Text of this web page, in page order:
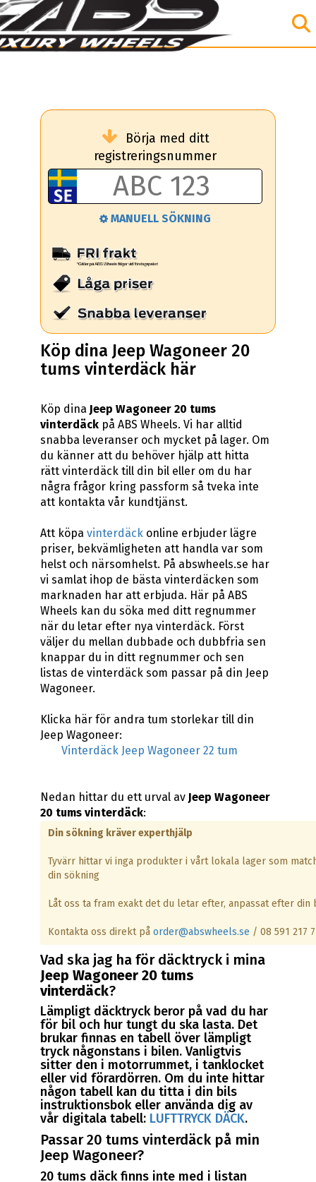
Börja med ditt
registreringsnummer
MANUELL SÖKNING
Köp dina Jeep Wagoneer 20
tums vinterdäck här
Köp dina Jeep Wagoneer 20 tums
vinterdäck på ABS Wheels. Vi har alltid
snabba leveranser och mycket på lager. Om
du känner att du behöver hjälp att hitta
rätt vinterdäck till din bil eller om du har
några frågor kring passform så tveka inte
att kontakta vår kundtjänst.
Att köpa vinterdäck online erbjuder lägre
priser, bekvämligheten att handla var som
helst och närsomhelst. På abswheels.se har
vi samlat ihop de bästa vinterdäcken som
marknaden har att erbjuda. Här på ABS
Wheels kan du söka med ditt regnummer
när du letar efter nya vinterdäck. Först
väljer du mellan dubbade och dubbfria sen
knappar du in ditt regnummer och sen
listas de vinterdäck som passar på din Jeep
Wagoneer.
Klicka här för andra tum storlekar till din
Jeep Wagoneer:
Vinterdäck Jeep Wagoneer 22 tum
Nedan hittar du ett urval av Jeep Wagoneer
20 tums vinterdäck:
Din sökning kräver experthjälp
Tyvärr hittar vi inga produkter i vårt lokala lager som
din sökning
Låt oss ta fram exakt det du letar efter, anpassat efter din
Kontakta oss direkt på order@abswheels.se / 08 591 217
Vad ska jag ha för däcktryck i mina
Jeep Wagoneer 20 tums
vinterdäck?
Lämpligt däcktryck beror på vad du har
för bil och hur tungt du ska lasta. Det
brukar finnas en tabell över lämpligt
tryck någonstans i bilen. Vanligtvis
sitter den i motorrummet, i tanklocket
eller vid förardörren. Om du inte hittar
någon tabell kan du titta i din bils
instruktionsbok eller använda dig av
vår digitala tabell: LUFTTRYCK DÄCK.
Passar 20 tums vinterdäck på min
Jeep Wagoneer?
20 tums däck finns inte med i listan